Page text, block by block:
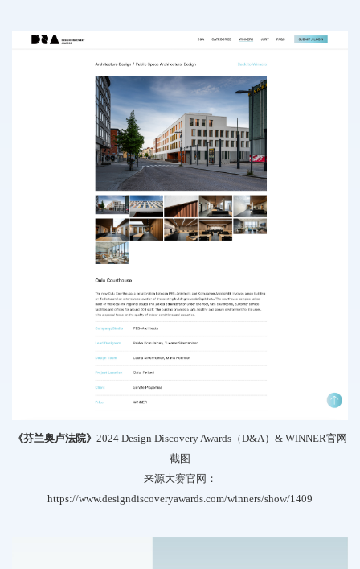
《芬兰奥卢法院》 2024 Design Discovery Awards（D&A）& WINNER官网
截图
来源大赛官网：
https://www.designdiscoveryawards.com/winners/show/1409